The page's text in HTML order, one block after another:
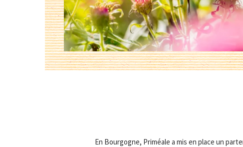
En Bourgogne, Priméale a mis en place un